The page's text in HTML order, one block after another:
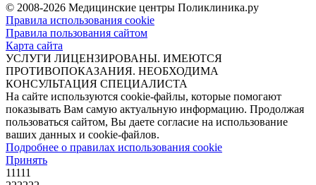
© 2008-2026 Медицинские центры Поликлиника.ру
Правила использования cookie
Правила пользования сайтом
Карта сайта
УСЛУГИ ЛИЦЕНЗИРОВАНЫ. ИМЕЮТСЯ
ПРОТИВОПОКАЗАНИЯ. НЕОБХОДИМА
КОНСУЛЬТАЦИЯ СПЕЦИАЛИСТА
На сайте используются cookie-файлы, которые помогают
показывать Вам самую актуальную информацию. Продолжая
пользоваться сайтом, Вы даете согласие на использование
ваших данных и cookie-файлов.
Подробнее о правилах использования cookie
Принять
11111